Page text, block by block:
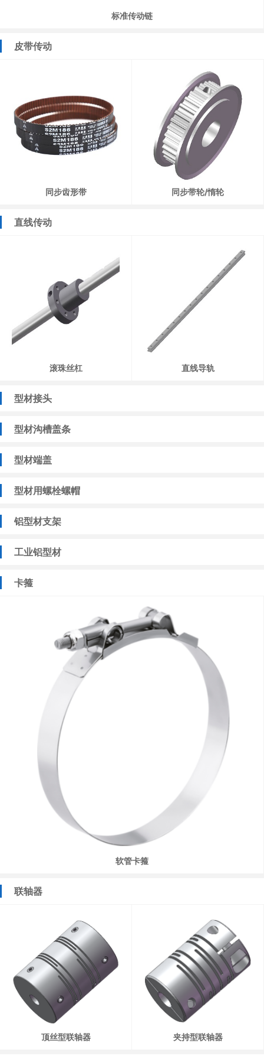
标准传动链
皮带传动
同步齿形带 同步带轮/惰轮
直线传动
滚珠丝杠 直线导轨
型材接头
型材沟槽盖条
型材端盖
型材用螺栓螺帽
铝型材支架
工业铝型材
卡箍
软管卡箍
联轴器
顶丝型联轴器 夹持型联轴器